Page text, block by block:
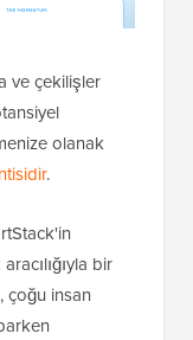
ve çekilişler
olanak
.
aracılığıyla bir
çoğu insan